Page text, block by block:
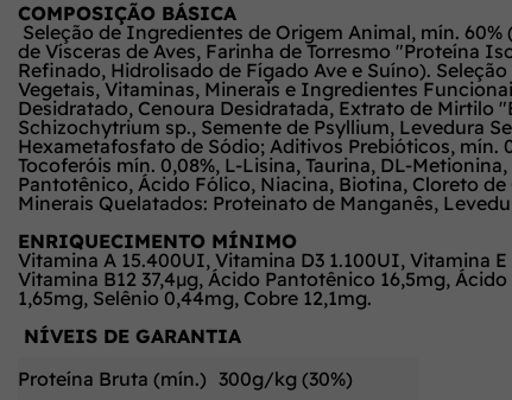
COMPOSIÇÃO BÁSICA
Seleção de Ingredientes de Origem Animal, mín.
de Vísceras de Aves, Farinha de Torresmo "Proteína
Refinado, Hidrolisado de Fígado Ave e Suíno).
Vegetais, Vitaminas, Minerais e Ingredientes
Desidratado, Cenoura Desidratada, Extrato de Mirtilo
Schizochytrium sp., Semente de Psyllium, Levedura
Hexametafosfato de Sódio; Aditivos Prebióticos, mín.
Tocoferóis mín. 0,08%, L-Lisina, Taurina, DL-
Pantotênico, Ácido Fólico, Niacina, Biotina, Cloreto
Minerais Quelatados: Proteinato de Manganês,
ENRIQUECIMENTO MÍNIMO
Vitamina A 15.400UI, Vitamina D3 1.100UI, Vitamina
Vitamina B12 37,4µg, Ácido Pantotênico 16,5mg,
1,65mg, Selênio 0,44mg, Cobre 12,1mg.
NÍVEIS DE GARANTIA
Proteína Bruta (mín.) 300g/kg (30%)